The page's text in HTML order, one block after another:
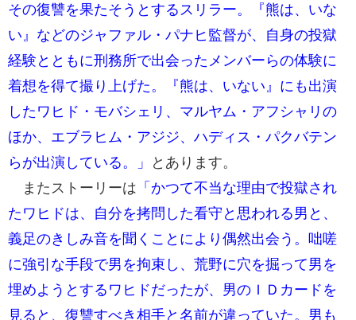
その復讐を果たそうとするスリラー。『熊は、いな
い』などのジャファル・パナヒ監督が、自身の投獄
経験とともに刑務所で出会ったメンバーらの体験に
着想を得て撮り上げた。『熊は、いない』にも出演
したワヒド・モバシェリ、マルヤム・アフシャリの
ほか、エブラヒム・アジジ、ハディス・パクバテン
らが出演している。」
とあります。
またストーリーは 「かつて不当な理由で投獄され
たワヒドは、自分を拷問した看守と思われる男と、
義足のきしみ音を聞くことにより偶然出会う。咄嗟
に強引な手段で男を拘束し、荒野に穴を掘って男を
埋めようとするワヒドだったが、男のＩＤカードを
見ると、復讐すべき相手と名前が違っていた。男も